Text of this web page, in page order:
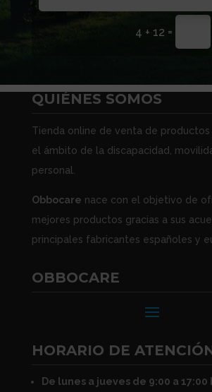
4 + 12 =
QUIÉNES SOMOS
Tienda online de venta de productos
el ámbito de la discapacidad,
personal.
Obbocare nace con el objetivo de
mejores productos gracias a sus
principales fabricantes españoles y
OBBOCARE
HORARIO DE
De lunes a jueves de 9:00 a 17:00